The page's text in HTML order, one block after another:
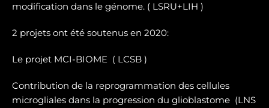
modification dans le génome. ( LSRU+LIH )
2 projets ont été soutenus en 2020:
Le projet MCI-BIOME ( LCSB )
Contribution de la reprogrammation des cellules
microgliales dans la progression du glioblastome (LNS